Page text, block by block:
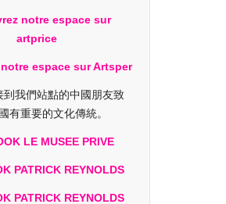
notre espace sur
artprice
espace sur Artsper
到我們站點的中國朋友致
有重要的文化傳統。
LE MUSEE PRIVE
PATRICK REYNOLDS
PATRICK REYNOLDS